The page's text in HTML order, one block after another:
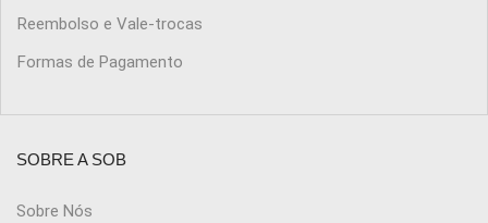
Reembolso e Vale-trocas
Formas de Pagamento
SOBRE A SOB
Sobre Nós